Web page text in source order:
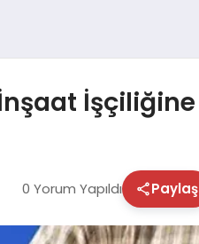
İşçiliğine
0 Yorum Yapıldı Paylaş